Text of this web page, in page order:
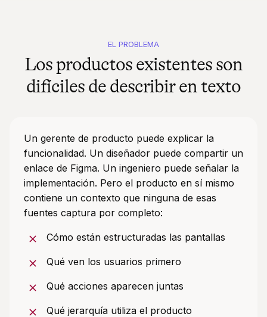
EL PROBLEMA
Los productos existentes son
difíciles de describir en texto
Un gerente de producto puede explicar la
funcionalidad. Un diseñador puede compartir un
enlace de Figma. Un ingeniero puede señalar la
implementación. Pero el producto en sí mismo
contiene un contexto que ninguna de esas
fuentes captura por completo:
Cómo están estructuradas las pantallas
Qué ven los usuarios primero
Qué acciones aparecen juntas
Qué jerarquía utiliza el producto